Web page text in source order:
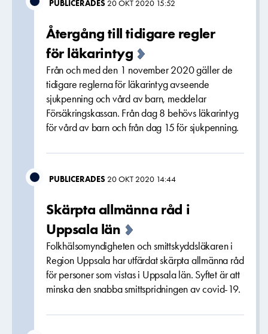
PUBLICERADES 20 OKT 2020 15:52
Återgång till tidigare regler
för läkarintyg
Från och med den 1 november 2020 gäller de
tidigare reglerna för läkarintyg avseende
sjukpenning och vård av barn, meddelar
Försäkringskassan. Från dag 8 behövs läkarintyg
för vård av barn och från dag 15 för sjukpenning.
PUBLICERADES 20 OKT 2020 14:44
Skärpta allmänna råd i
Uppsala län
Folkhälsomyndigheten och smittskyddsläkaren i
Region Uppsala har utfärdat skärpta allmänna råd
för personer som vistas i Uppsala län. Syftet är att
minska den snabba smittspridningen av covid-19.